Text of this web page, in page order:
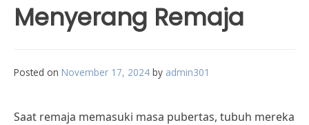
Menyerang Remaja
Posted on November 17, 2024 by admin301
Saat remaja memasuki masa pubertas, tubuh mereka